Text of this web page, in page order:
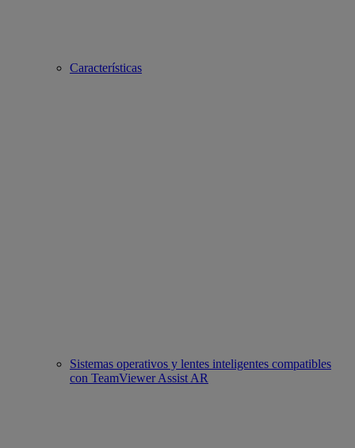
Características
Sistemas operativos y lentes inteligentes compatibles
con TeamViewer Assist AR